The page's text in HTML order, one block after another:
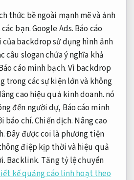
thức bề ngoài mạnh mẽ và ảnh
bạn.Google Ads. Báo cáo
của backdrop sử dụng hình ảnh
câu slogan chứa ý nghĩa khả
cáo minh bạch.Vì backdrop
trong các sự kiện lớn và không
cao hiệu quả kinh doanh. nó
đến người dự, Báo cáo minh
báo chí.Chiến dịch. Nâng cao
Đây được coi là phương tiện
điệp kịp thời và hiệu quả
Backlink. Tăng tỷ lệ chuyển
kế quảng cáo linh hoạt theo